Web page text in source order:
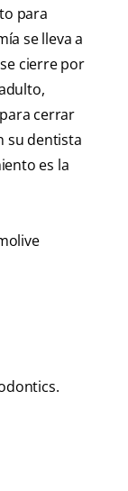
para
se lleva a
cierre por
cerrar
su dentista
es la